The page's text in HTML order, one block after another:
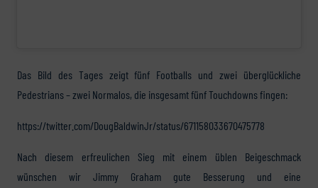
Das Bild des Tages zeigt fünf Footballs und zwei überglückliche
Pedestrians – zwei Normalos, die insgesamt fünf Touchdowns fingen:
https://twitter.com/DougBaldwinJr/status/671158033670475778
Nach diesem erfreulichen Sieg mit einem üblen Beigeschmack
wünschen wir Jimmy Graham gute Besserung und eine